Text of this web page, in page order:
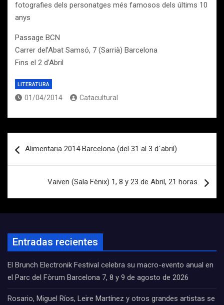
fotografies dels personatges més famosos dels últims 10
anys
Passage BCN
Carrer del’Abat Samsó, 7 (Sarrià) Barcelona
Fins el 2 d’Abril
LITERATURA
01/04/2014 Catacultural
de
Alimentaria 2014 Barcelona (del 31 al 3 d´abril)
Vaiven (Sala Fènix) 1, 8 y 23 de Abril, 21 horas.
Entradas recientes
El Brunch Electronik Festival celebra su macro-evento anual en
el Parc del Fòrum Barcelona 7, 8 y 9 de agosto de 2026
Rosario, Miguel Ríos, Leire Martínez y otros grandes artistas se